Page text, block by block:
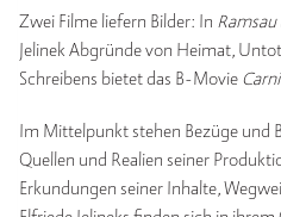
Zwei Filme liefern Bilder: In
Jelinek Abgründe von Heimat,
Schreibens bietet das B-Movie
Im Mittelpunkt stehen Bezüge und
Quellen und Realien seiner
Erkundungen seiner Inhalte,